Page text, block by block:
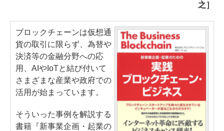
之］
ブロックチェーンは仮想通
貨の取引に限らず、為替や
決済等の金融分野への応
用、AIやIoTと結び付いて
さまざまな産業や政府での
活用が始まっています。
そういった事例を解説する
書籍『新事業企画・起業の